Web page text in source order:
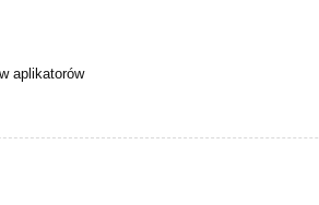
aplikatorów